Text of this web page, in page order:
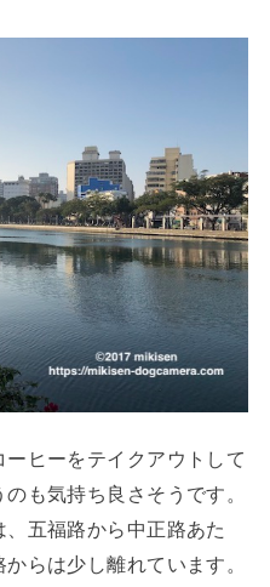
ヒーをテイクアウトして
も気持ち良さそうです。
五福路から中正路あた
らは少し離れています。